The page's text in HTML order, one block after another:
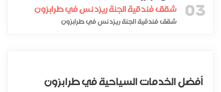
03 شقق فندقية الجنة ريزدنس في طرابزون
شقق فندقية الجنة ريزدنس في طرابزون
أفضل الخدمات السياحية في طرابزون